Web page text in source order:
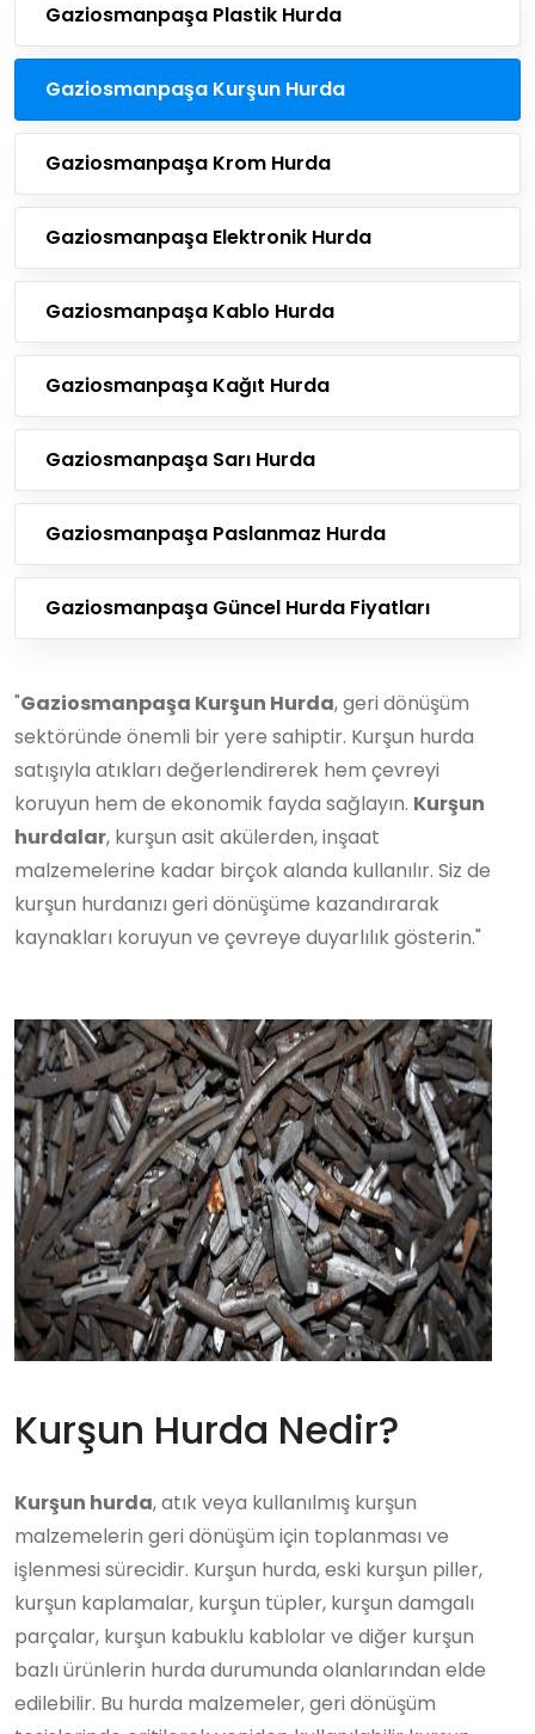
Gaziosmanpaşa Plastik Hurda
Gaziosmanpaşa Kurşun Hurda
Gaziosmanpaşa Krom Hurda
Gaziosmanpaşa Elektronik Hurda
Gaziosmanpaşa Kablo Hurda
Gaziosmanpaşa Kağıt Hurda
Gaziosmanpaşa Sarı Hurda
Gaziosmanpaşa Paslanmaz Hurda
Gaziosmanpaşa Güncel Hurda Fiyatları
"Gaziosmanpaşa Kurşun Hurda, geri dönüşüm
sektöründe önemli bir yere sahiptir. Kurşun hurda
satışıyla atıkları değerlendirerek hem çevreyi
koruyun hem de ekonomik fayda sağlayın. Kurşun
hurdalar, kurşun asit akülerden, inşaat
malzemelerine kadar birçok alanda kullanılır. Siz de
kurşun hurdanızı geri dönüşüme kazandırarak
kaynakları koruyun ve çevreye duyarlılık gösterin."
Kurşun Hurda Nedir?
Kurşun hurda, atık veya kullanılmış kurşun
malzemelerin geri dönüşüm için toplanması ve
işlenmesi sürecidir. Kurşun hurda, eski kurşun piller,
kurşun kaplamalar, kurşun tüpler, kurşun damgalı
parçalar, kurşun kabuklu kablolar ve diğer kurşun
bazlı ürünlerin hurda durumunda olanlarından elde
edilebilir. Bu hurda malzemeler, geri dönüşüm